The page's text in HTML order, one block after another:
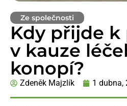
Ze společnosti
Kdy přijde
v kauze
konopí?
Zdeněk Majzlík 1 dubna,